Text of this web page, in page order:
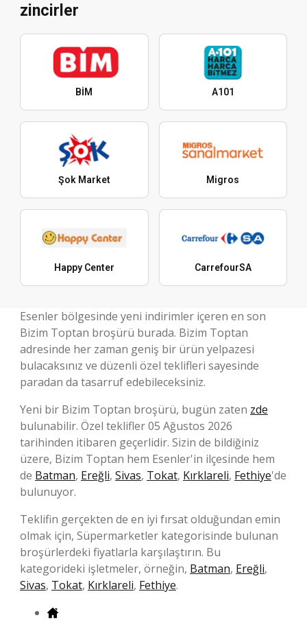
zincirler
BİM A101
Şok Market Migros
Happy Center CarrefourSA
Esenler bölgesinde yeni indirimler içeren en son
Bizim Toptan broşürü burada. Bizim Toptan
adresinde her zaman geniş bir ürün yelpazesi
bulacaksınız ve düzenli özel teklifleri sayesinde
paradan da tasarruf edebileceksiniz.
Yeni bir Bizim Toptan broşürü, bugün zaten zde
bulunabilir. Özel teklifler 05 Ağustos 2026
tarihinden itibaren geçerlidir. Sizin de bildiğiniz
üzere, Bizim Toptan hem Esenler'in ilçesinde hem
de Batman, Ereğli, Sivas, Tokat, Kırklareli, Fethiye'de
bulunuyor.
Teklifin gerçekten de en iyi fırsat olduğundan emin
olmak için, Süpermarketler kategorisinde bulunan
broşürlerdeki fiyatlarla karşılaştırın. Bu
kategorideki işletmeler, örneğin, Batman, Ereğli,
Sivas, Tokat, Kırklareli, Fethiye.